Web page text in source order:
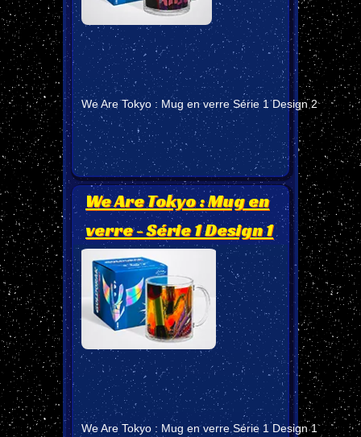
We Are Tokyo : Mug en verre Série 1 Design 2
We Are Tokyo : Mug en
verre - Série 1 Design 1
We Are Tokyo : Mug en verre Série 1 Design 1